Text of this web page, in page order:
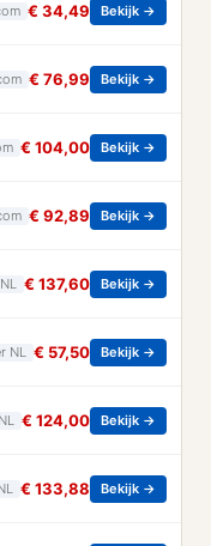
€ 34,49 Bekijk →
€ 76,99 Bekijk →
€ 104,00 Bekijk →
€ 92,89 Bekijk →
€ 137,60 Bekijk →
NL € 57,50 Bekijk →
€ 124,00 Bekijk →
€ 133,88 Bekijk →